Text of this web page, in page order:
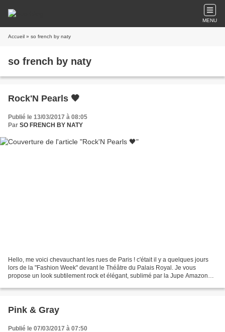
MENU
Accueil » so french by naty
so french by naty
Rock'N Pearls 🖤
Publié le 13/03/2017 à 08:05
Par SO FRENCH BY NATY
Hello, me voici chevauchant les rues de Paris ! c'était il y a quelques jours
lors de la "Fashion Week" devant le Théâtre du Palais Royal. Je vous
propose un look subtilement rock et élégant, sublimé par la Jupe Amazone
Pink & Gray
Publié le 07/03/2017 à 07:50